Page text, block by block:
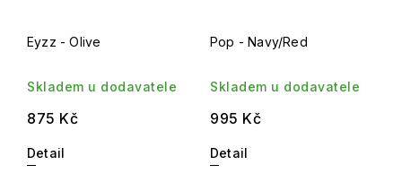
Eyzz - Olive
Skladem u dodavatele
875 Kč
Detail
Pop - Navy/Red
Skladem u dodavatele
995 Kč
Detail